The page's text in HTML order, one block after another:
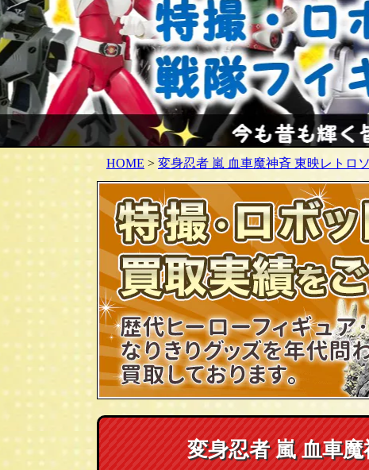
HOME > 変身忍者 嵐 血車魔神斉 東映レトロ
変身忍者 嵐 血車